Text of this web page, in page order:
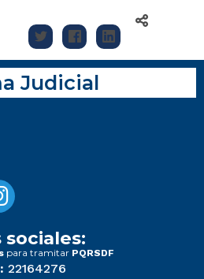
Judicial
para tramitar PQRSDF
22164276